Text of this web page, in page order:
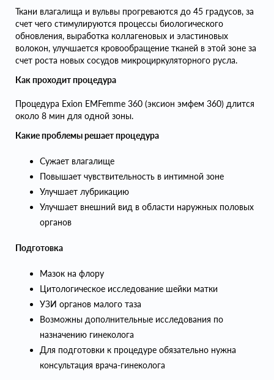
Ткани влагалища и вульвы прогреваются до 45 градусов, за
счет чего стимулируются процессы биологического
обновления, выработка коллагеновых и эластиновых
волокон, улучшается кровообращение тканей в этой зоне за
счет роста новых сосудов микроциркуляторного русла.
Как проходит процедура
Процедура Exion EMFemme 360 (эксион эмфем 360) длится
около 8 мин для одной зоны.
Какие проблемы решает процедура
Сужает влагалище
Повышает чувствительность в интимной зоне
Улучшает лубрикацию
Улучшает внешний вид в области наружных половых
органов
Подготовка
Мазок на флору
Цитологическое исследование шейки матки
УЗИ органов малого таза
Возможны дополнительные исследования по
назначению гинеколога
Для подготовки к процедуре обязательно нужна
консультация врача-гинеколога